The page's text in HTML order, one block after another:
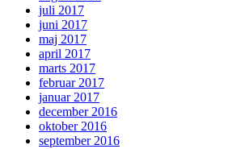
juli 2017
juni 2017
maj 2017
april 2017
marts 2017
februar 2017
januar 2017
december 2016
oktober 2016
september 2016